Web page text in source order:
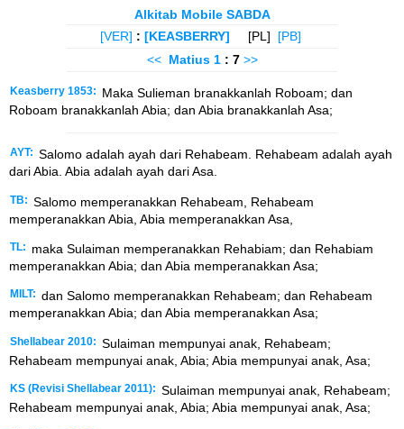
Alkitab Mobile SABDA
[VER] : [KEASBERRY] [PL] [PB]
<< Matius 1 : 7 >>
Keasberry 1853:
Maka Sulieman branakkanlah Roboam; dan
Roboam branakkanlah Abia; dan Abia branakkanlah Asa;
AYT: Salomo adalah ayah dari Rehabeam. Rehabeam adalah ayah
dari Abia. Abia adalah ayah dari Asa.
TB: Salomo memperanakkan Rehabeam, Rehabeam
memperanakkan Abia, Abia memperanakkan Asa,
TL:
maka Sulaiman memperanakkan Rehabiam; dan Rehabiam
memperanakkan Abia; dan Abia memperanakkan Asa;
MILT: dan Salomo memperanakkan Rehabeam; dan Rehabeam
memperanakkan Abia; dan Abia memperanakkan Asa;
Shellabear 2010: Sulaiman mempunyai anak, Rehabeam;
Rehabeam mempunyai anak, Abia; Abia mempunyai anak, Asa;
KS (Revisi Shellabear 2011): Sulaiman mempunyai anak, Rehabeam;
Rehabeam mempunyai anak, Abia; Abia mempunyai anak, Asa;